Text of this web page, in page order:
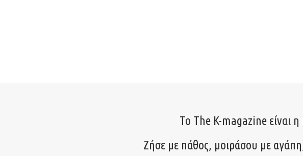
Το The K-magazine είναι
Ζήσε με πάθος, μοιράσου με